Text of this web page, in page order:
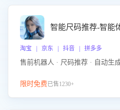
智能尺码推荐-智能
淘宝 | 京东 | 抖音 | 拼多多
售前机器人 · 尺码推荐 · 自动生
限时免费已售1230+